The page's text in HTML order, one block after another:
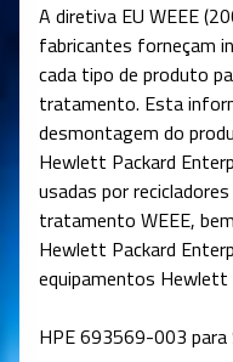
A diretiva EU WEEE
fabricantes forneçam
cada tipo de produto
tratamento. Esta
desmontagem do
Hewlett Packard
usadas por
tratamento WEEE,
Hewlett Packard
equipamentos Hewlett
HPE 693569-003